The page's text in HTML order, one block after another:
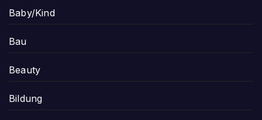
Baby/Kind
Bau
Beauty
Bildung